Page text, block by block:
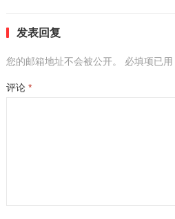
发表回复
您的邮箱地址不会被公开。 必填项已用
评论 *